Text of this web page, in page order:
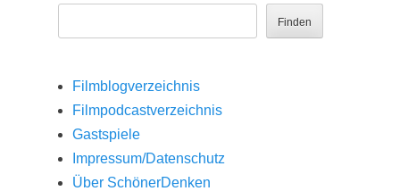
Finden
Filmblogverzeichnis
Filmpodcastverzeichnis
Gastspiele
Impressum/Datenschutz
Über SchönerDenken